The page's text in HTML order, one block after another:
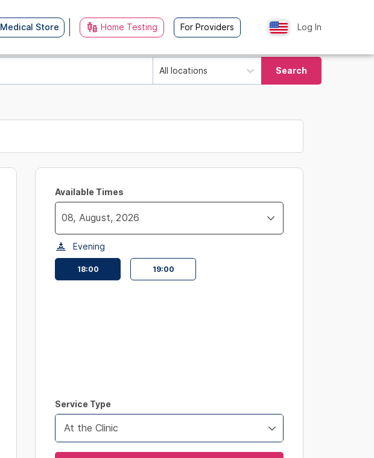
Medical Store Home Testing For Providers Log In
All locations Search
Available Times
Navigate
forward
interact
the
question
key
Evening
18:00 19:00
Service Type
At the Clinic